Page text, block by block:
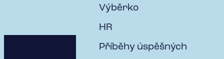
Výběrko
HR
Příběhy úspěšných